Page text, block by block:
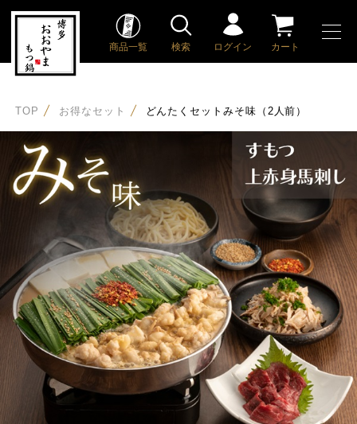
商品一覧 検索 ログイン カート
TOP お得なセット どんたくセットみそ味（2人前）